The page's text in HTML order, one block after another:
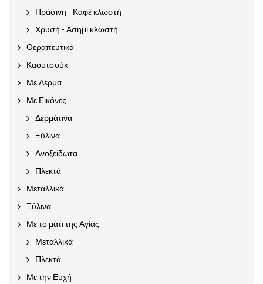
Πράσινη - Καφέ κλωστή
Χρυσή - Ασημί κλωστή
Θεραπευτικά
Καουτσούκ
Με Δέρμα
Με Εικόνες
Δερμάτινα
Ξύλινα
Ανοξείδωτα
Πλεκτά
Μεταλλικά
Ξύλινα
Με το μάτι της Αγίας
Μεταλλικά
Πλεκτά
Με την Ευχή